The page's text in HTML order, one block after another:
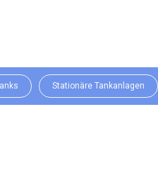
Stationäre Tankanlagen
tankstationen-1600/",